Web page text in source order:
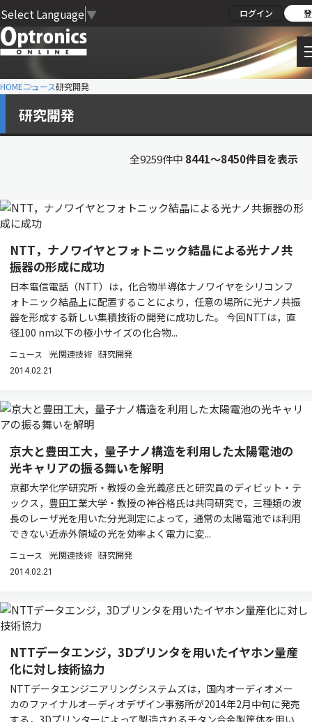
Select Language ▼ ログイン
HOMEニュース研究開発
研究開発
全9259件中 8441〜8450件目を表示
NTT，ナノワイヤとフォトニック結晶による光ナノ共
振器の形成に成功
日本電信電話（NTT）は，化合物半導体ナノワイヤをシリコンフ
ォトニック結晶上に配置することにより，任意の場所に光ナノ共振
器を形成する新しい集積技術の開発に成功した。 今回NTTは，直
径100 nm以下の極小サイズの化合物...
ニュース 光関連技術 研究開発
2014.02.21
京大と豊田工大，量子ナノ構造を利用した太陽電池の
光キャリアの振る舞いを解明
京都大学化学研究所・教授の金光義彦氏と研究員のディビット・テ
ックス，豊田工業大学・教授の神谷格氏は共同研究で，三種類の波
長のレーザ光を用いた分光測定によって，通常の太陽電池では利用
できない近赤外領域の光を効率よく電力に変...
ニュース 光関連技術 研究開発
2014.02.21
NTTデータエンジ，3Dプリンタを用いたイヤホン量産
化に対し技術協力
NTTデータエンジニアリングシステムズは，国内オーディオメー
カのファイナルオーディオデザイン事務所が2014年2月中旬に発売
する，3Dプリンターによって製造されるチタン合金製筐体を用い